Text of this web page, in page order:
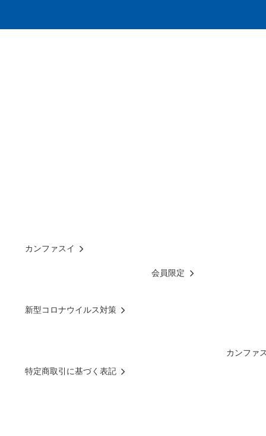
カンファスイ
会員限定
新型コロナウイルス対策
カンファ
特定商取引に基づく表記